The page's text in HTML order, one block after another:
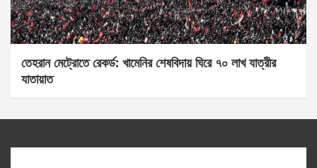
তেহরান মেট্রোতে রেকর্ড: খামেনির শেষবিদায় ঘিরে ৭০ লাখ যাত্রীর
যাতায়াত